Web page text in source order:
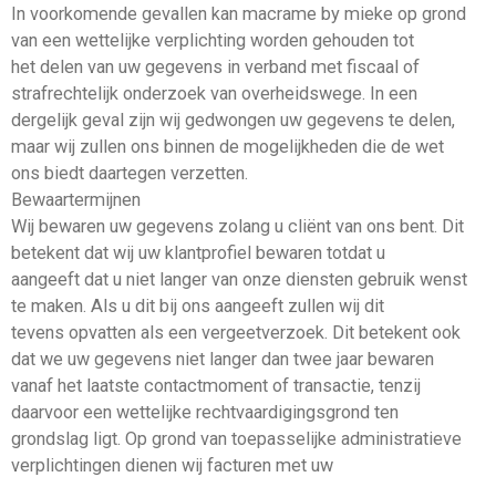
In voorkomende gevallen kan macrame by mieke op grond
van een wettelijke verplichting worden gehouden tot
het delen van uw gegevens in verband met fiscaal of
strafrechtelijk onderzoek van overheidswege. In een
dergelijk geval zijn wij gedwongen uw gegevens te delen,
maar wij zullen ons binnen de mogelijkheden die de wet
ons biedt daartegen verzetten.
Bewaartermijnen
Wij bewaren uw gegevens zolang u cliënt van ons bent. Dit
betekent dat wij uw klantprofiel bewaren totdat u
aangeeft dat u niet langer van onze diensten gebruik wenst
te maken. Als u dit bij ons aangeeft zullen wij dit
tevens opvatten als een vergeetverzoek. Dit betekent ook
dat we uw gegevens niet langer dan twee jaar bewaren
vanaf het laatste contactmoment of transactie, tenzij
daarvoor een wettelijke rechtvaardigingsgrond ten
grondslag ligt. Op grond van toepasselijke administratieve
verplichtingen dienen wij facturen met uw